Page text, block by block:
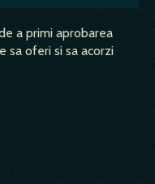
a primi aprobarea
sa oferi si sa acorzi